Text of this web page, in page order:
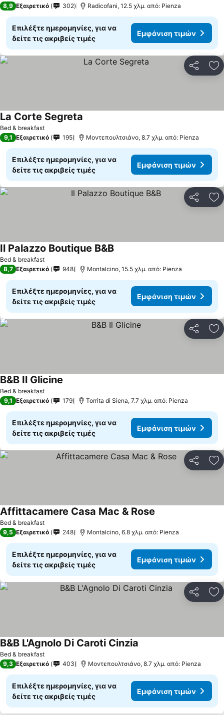
8,9 Εξαιρετικό 302 Radicofani, 12.5 χλμ. από: Pienza
Επιλέξτε ημερομηνίες, για να
δείτε τις ακριβείς τιμές
Εμφάνιση τιμών
Bed & breakfast
La Corte Segreta
9,1 Εξαιρετικό 195 Μοντεπουλτσιάνο, 8.7 χλμ. από: Pienza
Επιλέξτε ημερομηνίες, για να
δείτε τις ακριβείς τιμές
Εμφάνιση τιμών
Bed & breakfast
Il Palazzo Boutique B&B
8,7 Εξαιρετικό 948 Montalcino, 15.5 χλμ. από: Pienza
Επιλέξτε ημερομηνίες, για να
δείτε τις ακριβείς τιμές
Εμφάνιση τιμών
Bed & breakfast
B&B Il Glicine
9,1 Εξαιρετικό 179 Torrita di Siena, 7.7 χλμ. από: Pienza
Επιλέξτε ημερομηνίες, για να
δείτε τις ακριβείς τιμές
Εμφάνιση τιμών
Bed & breakfast
Affittacamere Casa Mac & Rose
9,5 Εξαιρετικό 248 Montalcino, 6.8 χλμ. από: Pienza
Επιλέξτε ημερομηνίες, για να
δείτε τις ακριβείς τιμές
Εμφάνιση τιμών
Bed & breakfast
B&B L'Agnolo Di Caroti Cinzia
9,3 Εξαιρετικό 403 Μοντεπουλτσιάνο, 8.7 χλμ. από: Pienza
Επιλέξτε ημερομηνίες, για να
δείτε τις ακριβείς τιμές
Εμφάνιση τιμών